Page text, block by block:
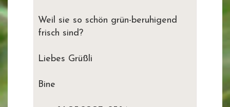
Weil sie so schön grün-beruhigend
frisch sind?
Liebes Grüßli
Bine